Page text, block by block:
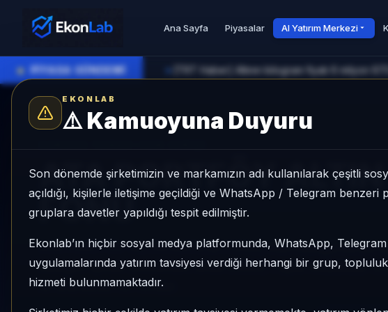
Ana Sayfa Piyasalar AI Yatırım Merkezi
EKONLAB
⚠️Kamuoyuna Duyuru
Son dönemde şirketimizin ve markamızın adı kullanılarak çeşitli
açıldığı, kişilerle iletişime geçildiği ve WhatsApp / Telegram benzeri
gruplara davetler yapıldığı tespit edilmiştir.
Ekonlab’ın hiçbir sosyal medya platformunda, WhatsApp,
uygulamalarında yatırım tavsiyesi verdiği herhangi bir grup,
hizmeti bulunmamaktadır.
● PİYASA GÜNDEMİ [TRT Haber] Altının kilogram fiyatı 6 milyon
AI Fon Radar/ Altın
ATA PORTFÖY ALTIN
FONU
ATA PORTFÖY ALTIN KATILIM FONU, Altın kategorisinde
kategori içinde momentum sırası 25/63, 1 aylık volatilitesi
ile izlenebilen bir fondur.